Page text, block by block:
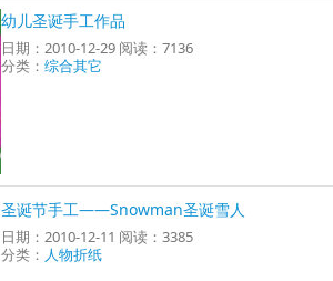
幼儿圣诞手工作品
日期：2010-12-29 阅读：7136
分类：综合其它
圣诞节手工——Snowman圣诞雪人
日期：2010-12-11 阅读：3385
分类： 人物折纸